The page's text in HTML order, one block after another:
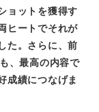
ョットを獲得す
ヒートでそれが
た。さらに、前
、最高の内容で
成績につなげま